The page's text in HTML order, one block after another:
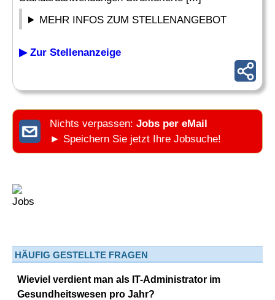
MEHR INFOS ZUM STELLENANGEBOT
▶ Zur Stellenanzeige
Nichts verpassen: Jobs per eMail
► Speichern Sie jetzt Ihre Jobsuche!
HÄUFIG GESTELLTE FRAGEN
Wieviel verdient man als IT-Administrator im
Gesundheitswesen pro Jahr?